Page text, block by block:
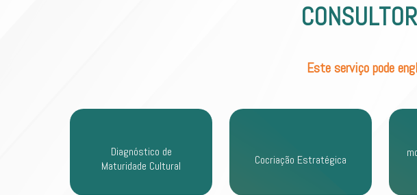
Este serviço pode
Diagnóstico de
Maturidade Cultural
Cocriação Estratégica